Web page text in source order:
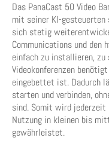
Das PanaCast 50 Video
mit seiner KI-
sich stetig
Communications und den
einfach zu installieren, zu
Videokonferenzen
eingebettet ist. Dadurch
starten und verbinden,
sind. Somit wird jederzeit
Nutzung in kleinen bis
gewährleistet.